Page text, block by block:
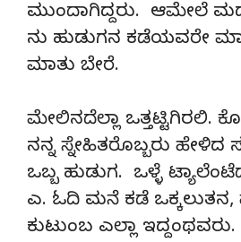
ಮುಂದಾಗಿದ್ದರು. ಆಮೇಲೆ
ನು ಹುಡುಗನ ಕಡೆಯವರೇ
ಮಾತು ಬೇರೆ.
ಮೇಲಿನದೆಲ್ಲಾ ಒತ್ತಟ್ಟಿಗಿರಲಿ.
ನನ್ನ ಸ್ನೇಹಿತರೊಬ್ಬರು ಹೇಳಿದ
ಒಬ್ಬ ಹುಡುಗ. ಒಳ್ಳೆ
ಎ. ಓದಿ ಮನೆ ಕಡೆ
ಕುಟುಂಬ ಎಲ್ಲಾ